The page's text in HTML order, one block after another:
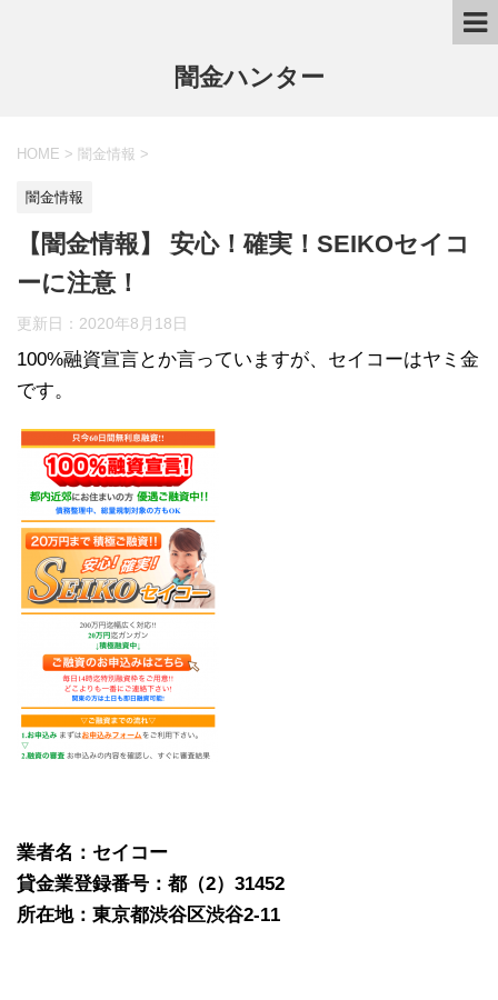
闇金ハンター
HOME > 闇金情報 >
闇金情報
【闇金情報】 安心！確実！SEIKOセイコ
ーに注意！
更新日： 2020年8月18日
100%融資宣言とか言っていますが、セイコーはヤミ金
です。
業者名：セイコー
貸金業登録番号：都（2）31452
所在地：東京都渋谷区渋谷2-11